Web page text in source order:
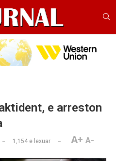
e arreston
1,154 e lexuar A+ A-